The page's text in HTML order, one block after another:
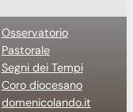
Osservatorio
Pastorale
Segni dei Tempi
Coro diocesano
domenicolando.it